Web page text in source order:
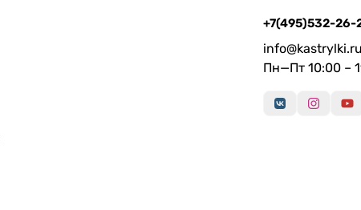
+7(495)532-26-
info@kastrylki.ru
Пн—Пт 10:00 –